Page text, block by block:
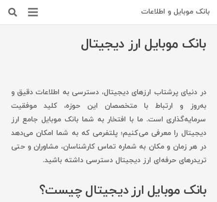
بانک موبایل و اطلاعات
بانک موبایل ارز دیجیتال
در دنیای پرشتاب ارزهای دیجیتال، دسترسی به اطلاعات دقیق و
به‌روز و ارتباط با متخصصان این حوزه، کلید موفقیت
سرمایه‌گذاری است. ما با افتخار به شما بانک موبایل جامع ارز
دیجیتال را معرفی می‌کنیم؛ پلتفرمی که به شما امکان می‌دهد
در هر زمان و مکان به شماره تماس کارشناسان، مشاوران و حتی
تریدرهای حرفه‌ای ارز دیجیتال دسترسی داشته باشید.
بانک موبایل ارز دیجیتال چیست؟